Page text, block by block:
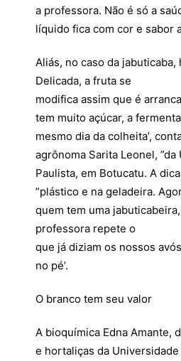
a professora. Não é só a
líquido fica com cor e sabor
Aliás, no caso da
Delicada, a fruta se
modifica assim que é
tem muito açúcar, a
mesmo dia da colheita’,
agrônoma Sarita Leonel,
Paulista, em Botucatu. A
”plástico e na geladeira.
quem tem uma
professora repete o
que já diziam os nossos
no pé’.
O branco tem seu valor
A bioquímica Edna Amante,
e hortaliças da Universidade